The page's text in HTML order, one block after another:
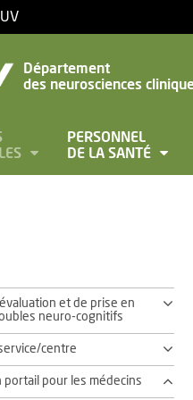
Département
des neurosciences
PERSONNEL
DE LA SANTÉ
et de prise en
neuro-cognitifs
centre
portail pour les médecins